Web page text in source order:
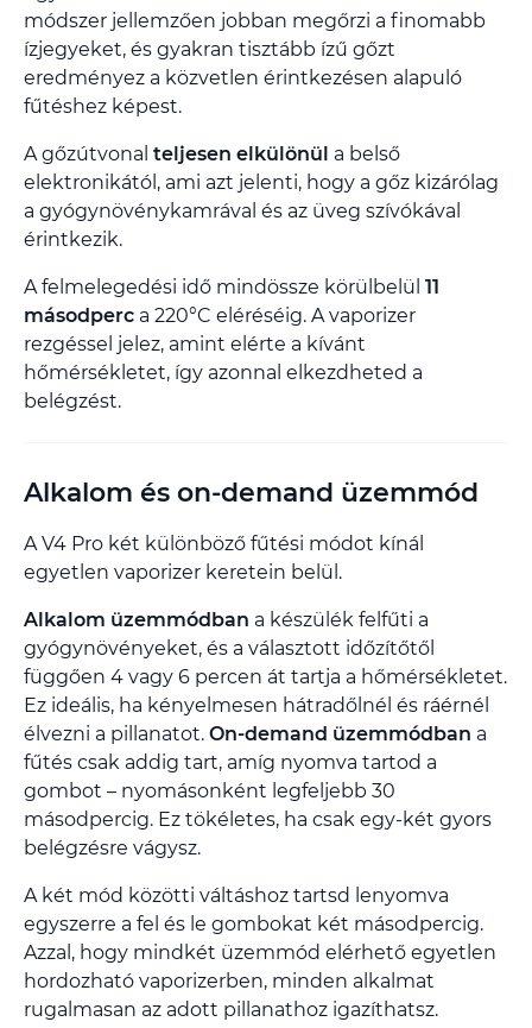
módszer jellemzően jobban megőrzi a finomabb
ízjegyeket, és gyakran tisztább ízű gőzt
eredményez a közvetlen érintkezésen alapuló
fűtéshez képest.
A gőzútvonal teljesen elkülönül a belső
elektronikától, ami azt jelenti, hogy a gőz kizárólag
a gyógynövénykamrával és az üveg szívókával
érintkezik.
A felmelegedési idő mindössze körülbelül 11
másodperc a 220°C eléréséig. A vaporizer
rezgéssel jelez, amint elérte a kívánt
hőmérsékletet, így azonnal elkezdheted a
belégzést.
Alkalom és on-demand üzemmód
A V4 Pro két különböző fűtési módot kínál
egyetlen vaporizer keretein belül.
Alkalom üzemmódban a készülék felfűti a
gyógynövényeket, és a választott időzítőtől
függően 4 vagy 6 percen át tartja a hőmérsékletet.
Ez ideális, ha kényelmesen hátradőlnél és ráérnél
élvezni a pillanatot. On-demand üzemmódban a
fűtés csak addig tart, amíg nyomva tartod a
gombot – nyomásonként legfeljebb 30
másodpercig. Ez tökéletes, ha csak egy-két gyors
belégzésre vágysz.
A két mód közötti váltáshoz tartsd lenyomva
egyszerre a fel és le gombokat két másodpercig.
Azzal, hogy mindkét üzemmód elérhető egyetlen
hordozható vaporizerben, minden alkalmat
rugalmasan az adott pillanathoz igazíthatsz.